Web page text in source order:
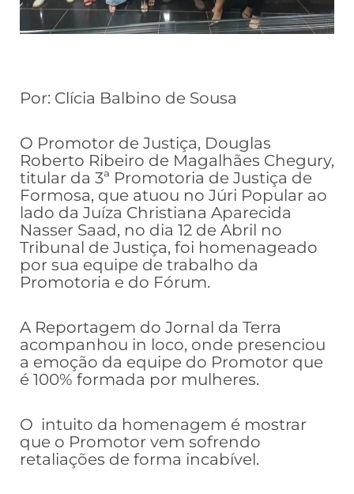
Por: Clícia Balbino de Sousa
O Promotor de Justiça, Douglas
Roberto Ribeiro de Magalhães Chegury,
titular da 3ª Promotoria de Justiça de
Formosa, que atuou no Júri Popular ao
lado da Juíza Christiana Aparecida
Nasser Saad, no dia 12 de Abril no
Tribunal de Justiça, foi homenageado
por sua equipe de trabalho da
Promotoria e do Fórum.
A Reportagem do Jornal da Terra
acompanhou in loco, onde presenciou
a emoção da equipe do Promotor que
é 100% formada por mulheres.
O intuito da homenagem é mostrar
que o Promotor vem sofrendo
retaliações de forma incabível.